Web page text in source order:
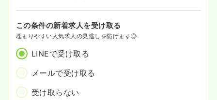
この条件の新着求人を受け取る
埋まりやすい人気求人の見逃しを防げます◎
LINEで受け取る
メールで受け取る
受け取らない